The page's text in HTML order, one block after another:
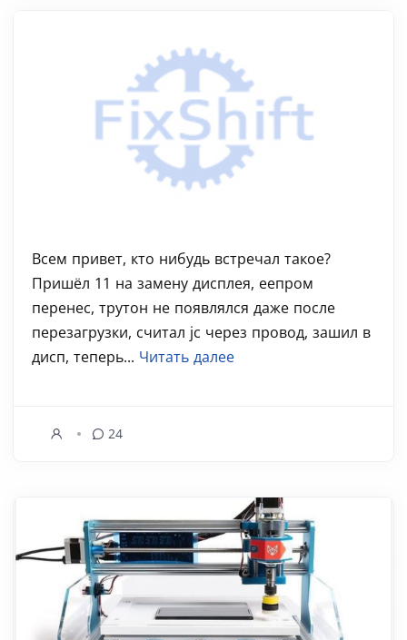
Всем привет, кто нибудь встречал такое?
Пришёл 11 на замену дисплея, еепром
перенес, трутон не появлялся даже после
перезагрузки, считал jc через провод, зашил в
дисп, теперь... Читать далее
24